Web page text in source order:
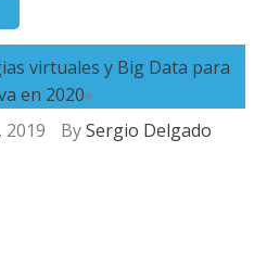
virtuales y Big Data para
en 2020»
2019 BySergio Delgado